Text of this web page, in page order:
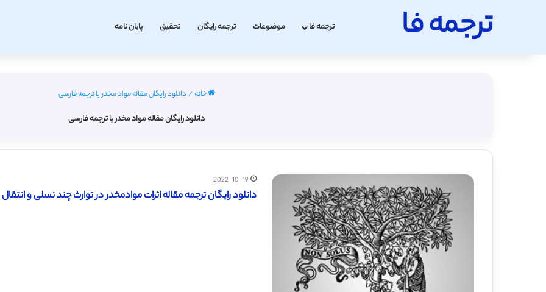
ترجمه فا ترجمه فا موضوعات ترجمه رایگان تحقیق پایان نامه
خانه/ دانلود رایگان مقاله مواد مخدر با ترجمه فارسی
دانلود رایگان مقاله مواد مخدر با ترجمه فارسی
2022-10-19
دانلود رایگان ترجمه مقاله اثرات موادمخدر در توارث چند نسلی و انتقال